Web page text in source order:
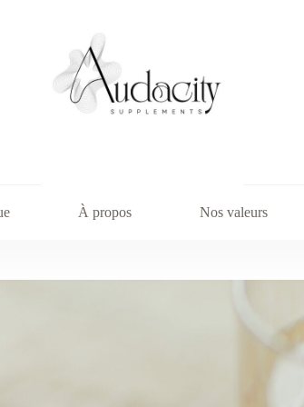
À propos Nos valeurs